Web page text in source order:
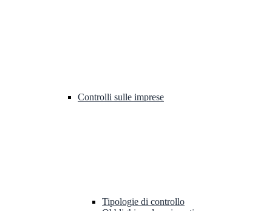
Controlli sulle imprese
Tipologie di controllo